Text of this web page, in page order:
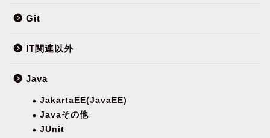
Git
IT関連以外
Java
JakartaEE(JavaEE)
Javaその他
JUnit